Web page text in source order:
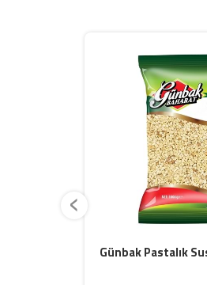
Günbak Pastalık
‹